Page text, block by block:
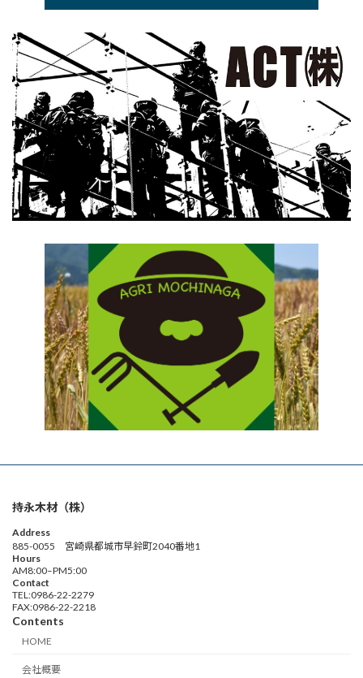
持永木材（株）
Address
885-0055 宮崎県都城市早鈴町2040番地1
Hours
AM8:00–PM5:00
Contact
TEL:0986-22-2279
FAX:0986-22-2218
Contents
HOME
会社概要